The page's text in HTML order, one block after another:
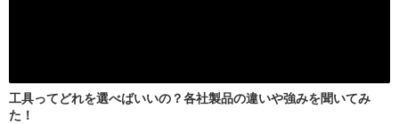
工具ってどれを選べばいいの？各社製品の違いや強みを聞いてみ
た！